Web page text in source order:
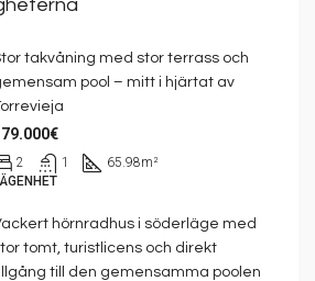
takvåning med stor terrass och
pool – mitt i hjärtat av
2 1 65.98m²
hörnradhus i söderläge med
tomt, turistlicens och direkt
till den gemensamma poolen